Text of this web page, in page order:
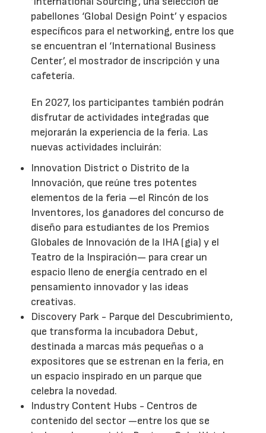
pabellones ‘Global Design Point’ y espacios
específicos para el networking, entre los que
se encuentran el ‘International Business
Center’, el mostrador de inscripción y una
cafetería.
En 2027, los participantes también podrán
disfrutar de actividades integradas que
mejorarán la experiencia de la feria. Las
nuevas actividades incluirán:
Innovation District o Distrito de la
Innovación, que reúne tres potentes
elementos de la feria —el Rincón de los
Inventores, los ganadores del concurso de
diseño para estudiantes de los Premios
Globales de Innovación de la IHA (gia) y el
Teatro de la Inspiración— para crear un
espacio lleno de energía centrado en el
pensamiento innovador y las ideas
creativas.
Discovery Park - Parque del Descubrimiento,
que transforma la incubadora Debut,
destinada a marcas más pequeñas o a
expositores que se estrenan en la feria, en
un espacio inspirado en un parque que
celebra la novedad.
Industry Content Hubs - Centros de
contenido del sector —entre los que se